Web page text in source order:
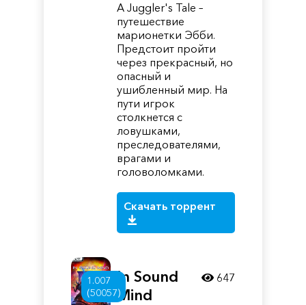
A Juggler's Tale –
путешествие
марионетки Эбби.
Предстоит пройти
через прекрасный, но
опасный и
ушибленный мир. На
пути игрок
столкнется с
ловушками,
преследователями,
врагами и
головоломками.
Скачать торрент
1.007
(50057)
In Sound
Mind
647